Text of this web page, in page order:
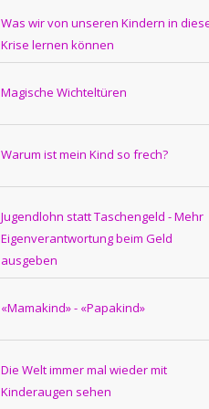
Was wir von unseren Kindern in
Krise lernen können
Magische Wichteltüren
Warum ist mein Kind so frech?
Jugendlohn statt Taschengeld - Mehr
Eigenverantwortung beim Geld
ausgeben
«Mamakind» - «Papakind»
Die Welt immer mal wieder mit
Kinderaugen sehen